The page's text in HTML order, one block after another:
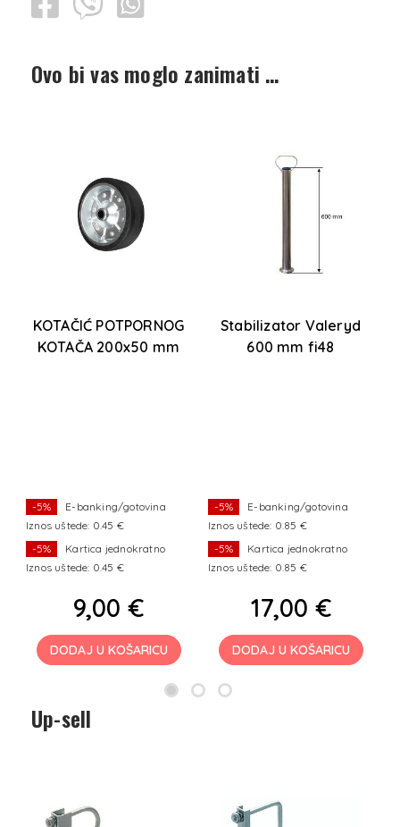
Ovo bi vas moglo zanimati …
KOTAČIĆ POTPORNOG
KOTAČA 200x50 mm
-5%
E-banking/gotovina
Iznos uštede: 0.45 €
-5%
Kartica jednokratno
Iznos uštede: 0.45 €
9,00 €
DODAJ U KOŠARICU
Stabilizator Valeryd
600 mm fi48
-5%
E-banking/gotovina
Iznos uštede: 0.85 €
-5%
Kartica jednokratno
Iznos uštede: 0.85 €
17,00 €
DODAJ U KOŠARICU
Up-sell